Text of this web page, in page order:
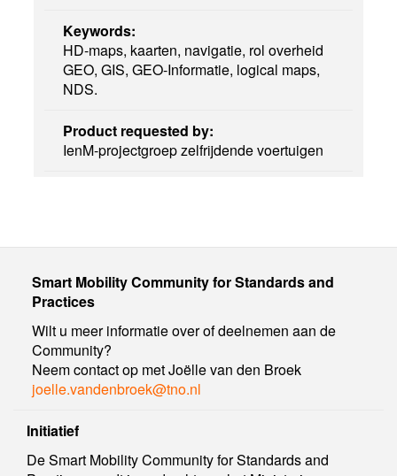
Keywords:
HD-maps, kaarten, navigatie, rol overheid
GEO, GIS, GEO-Informatie, logical maps,
NDS.
Product requested by:
IenM-projectgroep zelfrijdende voertuigen
Smart Mobility Community for Standards and
Practices
Wilt u meer informatie over of deelnemen aan de
Community?
Neem contact op met Joëlle van den Broek
joelle.vandenbroek@tno.nl
Initiatief
De Smart Mobility Community for Standards and